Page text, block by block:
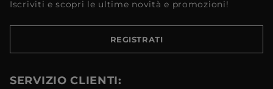
Iscriviti e scopri le ultime novità e promozioni!
REGISTRATI
SERVIZIO CLIENTI: